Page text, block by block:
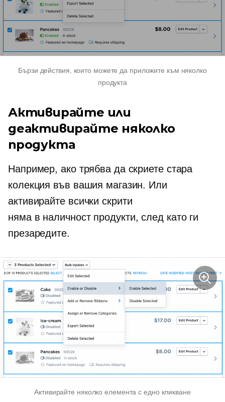
Бързи действия, които можете да приложите към няколко
продукта
Активирайте или
деактивирайте няколко
продукта
Например, ако трябва да скриете стара
колекция във вашия магазин. Или
активирайте всички скрити
няма в наличностпродукти, след като ги
презаредите.
Активирайте няколко елемента с едно кликване